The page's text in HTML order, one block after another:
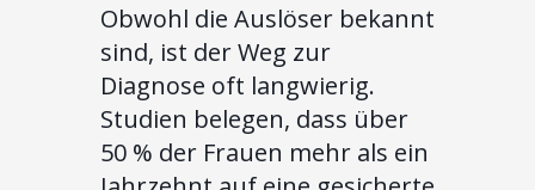
Obwohl die Auslöser bekannt
sind, ist der Weg zur
Diagnose oft langwierig.
Studien belegen, dass über
50 % der Frauen mehr als ein